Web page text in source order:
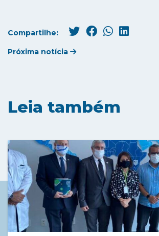
Compartilhe:
Próxima notícia
Leia também